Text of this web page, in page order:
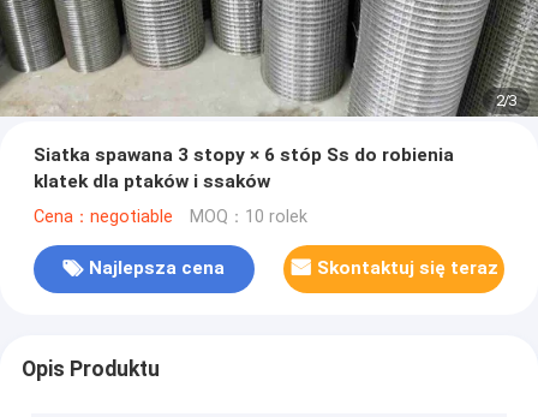
2/3
Siatka spawana 3 stopy × 6 stóp Ss do robienia
klatek dla ptaków i ssaków
Cena：negotiable MOQ：10 rolek
Najlepsza cena Skontaktuj się teraz
Opis Produktu